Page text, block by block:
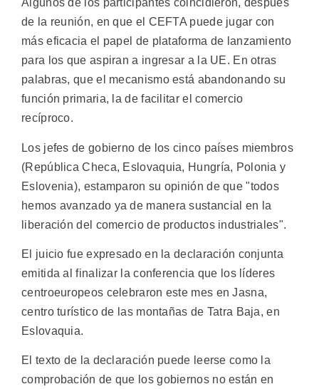
Algunos de los participantes coincidieron, después
de la reunión, en que el CEFTA puede jugar con
más eficacia el papel de plataforma de lanzamiento
para los que aspiran a ingresar a la UE. En otras
palabras, que el mecanismo está abandonando su
función primaria, la de facilitar el comercio
recíproco.
Los jefes de gobierno de los cinco países miembros
(República Checa, Eslovaquia, Hungría, Polonia y
Eslovenia), estamparon su opinión de que "todos
hemos avanzado ya de manera sustancial en la
liberación del comercio de productos industriales".
El juicio fue expresado en la declaración conjunta
emitida al finalizar la conferencia que los líderes
centroeuropeos celebraron este mes en Jasna,
centro turístico de las montañas de Tatra Baja, en
Eslovaquia.
El texto de la declaración puede leerse como la
comprobación de que los gobiernos no están en